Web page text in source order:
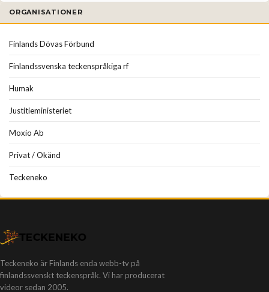
ORGANISATIONER
Finlands Dövas Förbund
Finlandssvenska teckenspråkiga rf
Humak
Justitieministeriet
Moxio Ab
Privat / Okänd
Teckeneko
Teckeneko är Finlands enda webb-tv på
finlandssvenskt teckenspråk. Vi har producerat
videor sedan 2005.